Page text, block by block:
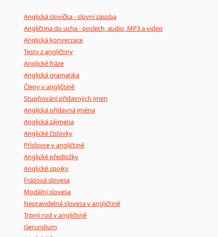
Anglická slovíčka - slovní zásoba
Angličtina do ucha - poslech, audio, MP3 a video
Anglická konverzace
Testy z angličtiny
Anglické fráze
Anglická gramatika
Členy v angličtině
Stupňování přídavných jmen
Anglická přídavná jména
Anglická zájmena
Anglické číslovky
Příslovce v angličtině
Anglické předložky
Anglické spojky
Frázová slovesa
Modální slovesa
Nepravidelná slovesa v angličtině
Trpný rod v angličtině
Gerundium